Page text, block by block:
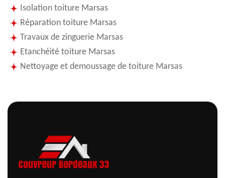
Isolation toiture Marsas
Réparation toiture Marsas
Travaux de zinguerie Marsas
Etanchéité toiture Marsas
Nettoyage et demoussage de toiture Marsas